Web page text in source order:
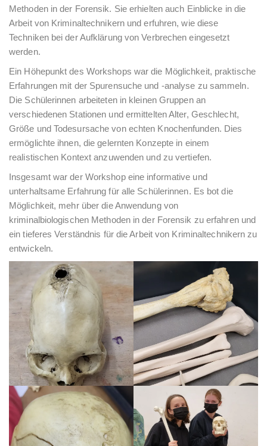
Methoden in der Forensik. Sie erhielten auch Einblicke in die
Arbeit von Kriminaltechnikern und erfuhren, wie diese
Techniken bei der Aufklärung von Verbrechen eingesetzt
werden.
Ein Höhepunkt des Workshops war die Möglichkeit, praktische
Erfahrungen mit der Spurensuche und -analyse zu sammeln.
Die Schülerinnen arbeiteten in kleinen Gruppen an
verschiedenen Stationen und ermittelten Alter, Geschlecht,
Größe und Todesursache von echten Knochenfunden. Dies
ermöglichte ihnen, die gelernten Konzepte in einem
realistischen Kontext anzuwenden und zu vertiefen.
Insgesamt war der Workshop eine informative und
unterhaltsame Erfahrung für alle Schülerinnen. Es bot die
Möglichkeit, mehr über die Anwendung von
kriminalbiologischen Methoden in der Forensik zu erfahren und
ein tieferes Verständnis für die Arbeit von Kriminaltechnikern zu
entwickeln.